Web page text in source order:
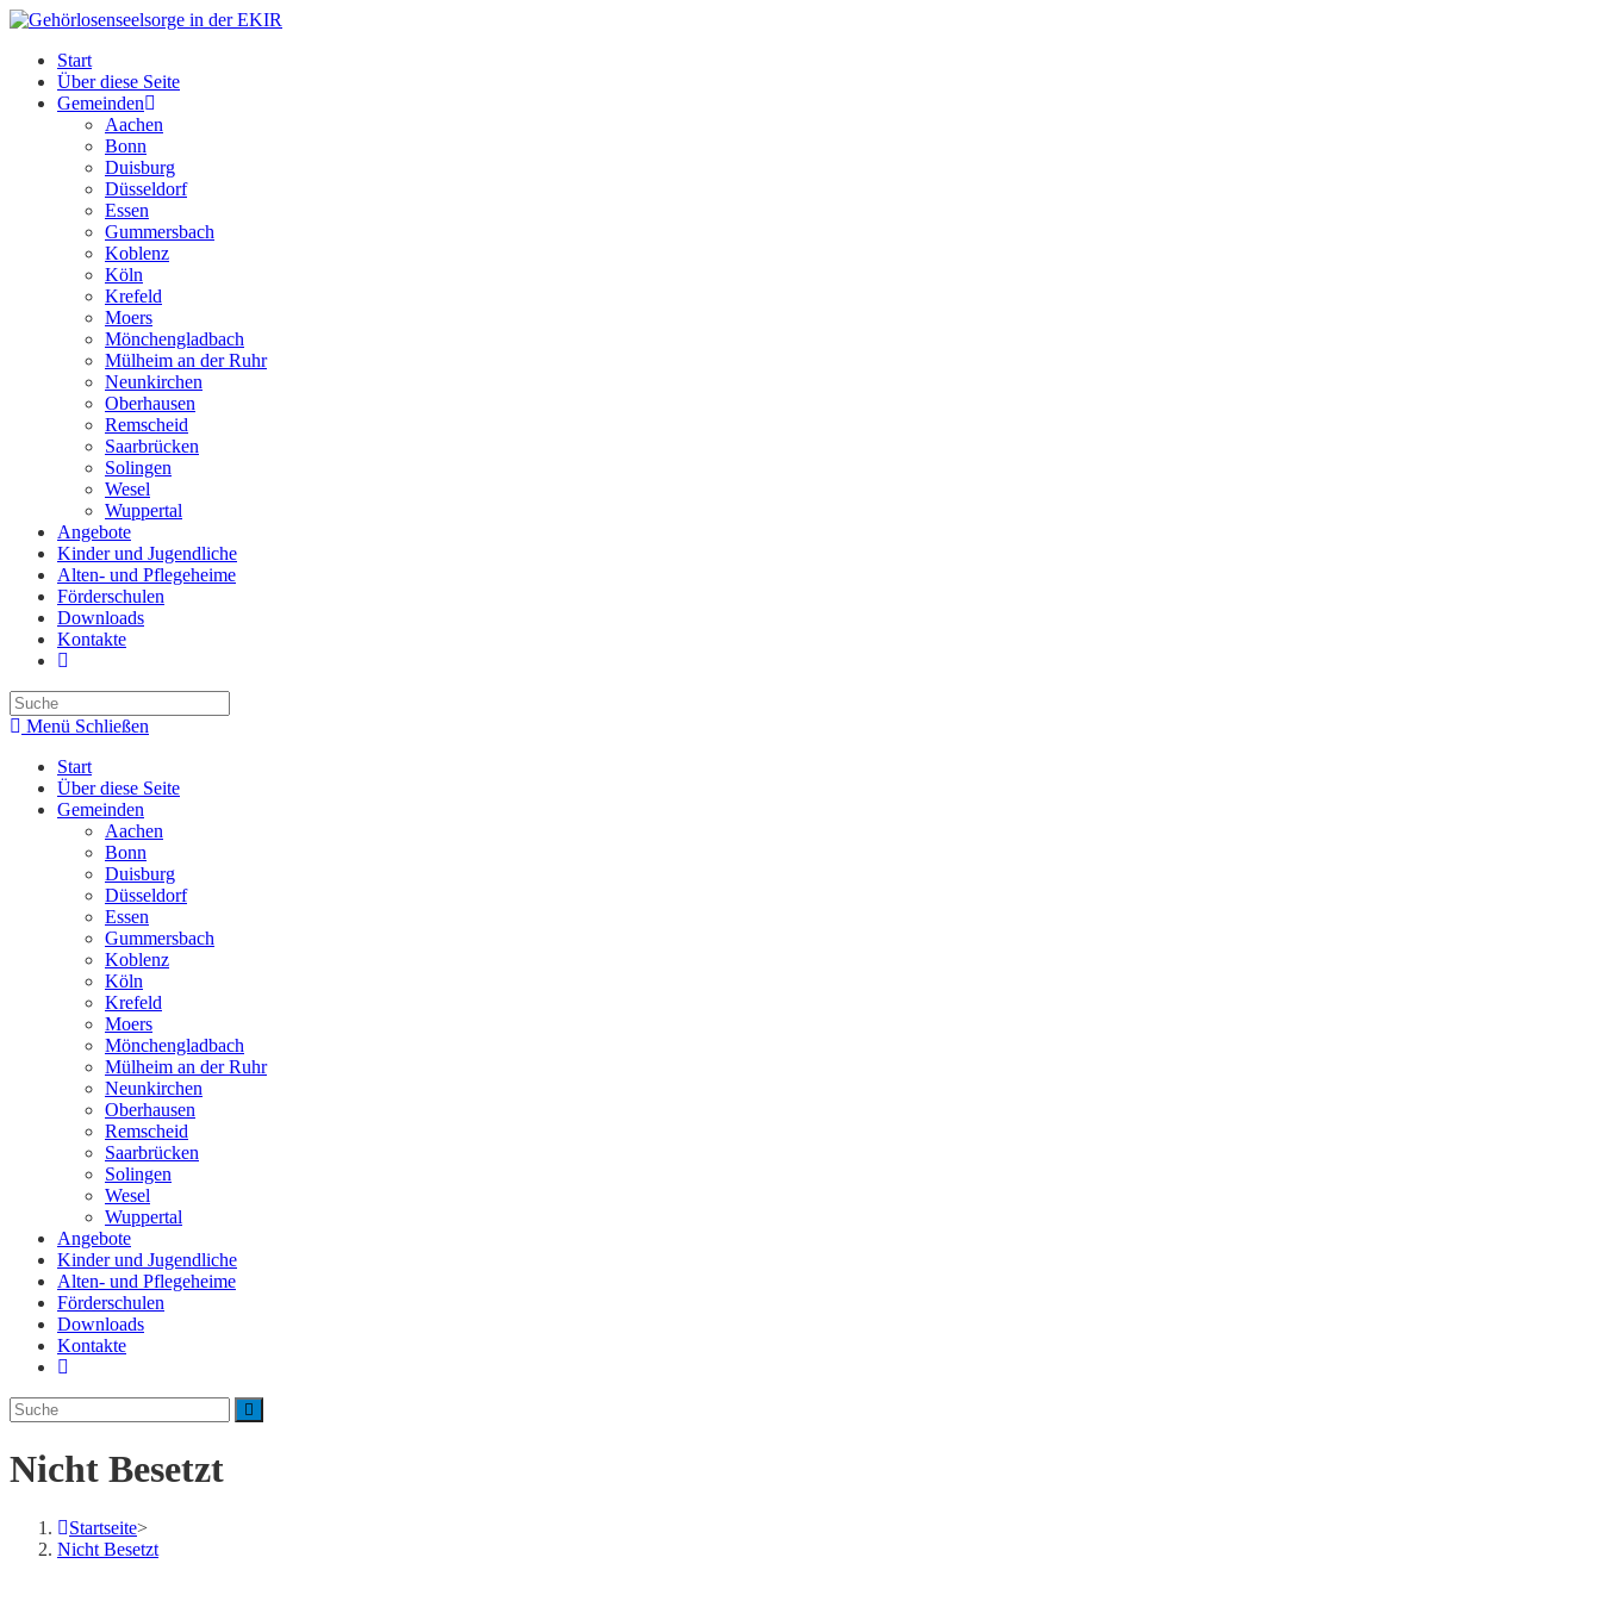
Zum
springenStart
Über diese Seite
Gemeinden
Aachen
Bonn
Duisburg
Düsseldorf
Essen
Gummersbach
Koblenz
Köln
Krefeld
Moers
Mönchengladbach
Mülheim an der Ruhr
Neunkirchen
Oberhausen
Remscheid
Saarbrücken
Solingen
Wesel
Wuppertal
Angebote
Kinder und Jugendliche
Alten- und Pflegeheime
Förderschulen
Downloads
Kontakte
Website-
umschalten
Menü Schließen
Start
Über diese Seite
Gemeinden
Aachen
Bonn
Duisburg
Düsseldorf
Essen
Gummersbach
Koblenz
Köln
Krefeld
Moers
Mönchengladbach
Mülheim an der Ruhr
Neunkirchen
Oberhausen
Remscheid
Saarbrücken
Solingen
Wesel
Wuppertal
Angebote
Kinder und Jugendliche
Alten- und Pflegeheime
Förderschulen
Downloads
Kontakte
Website-
umschalten
Nicht Besetzt
Startseite>
Nicht Besetzt